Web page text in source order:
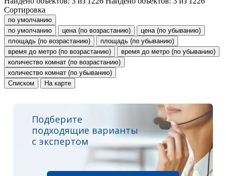
Сортировка
по умолчанию
по умолчанию
цена (по возрастанию)
цена (по убыванию)
площадь (по возрастанию)
площадь (по убыванию)
время до метро (по возрастанию)
время до метро (по убыванию)
количество комнат (по возрастанию)
количество комнат (по убыванию)
Списком
На карте
Подберите
подходящие варианты
с экспертом